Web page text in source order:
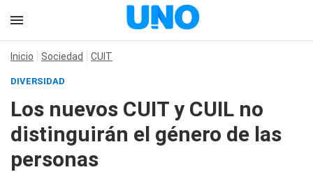
Inicio Sociedad CUIT
DIVERSIDAD
Los nuevos CUIT y CUIL no
distinguirán el género de las
personas